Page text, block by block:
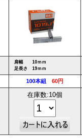
肩幅 10ｍｍ
足長さ 19ｍｍ
100本組 60円
在庫数:10個